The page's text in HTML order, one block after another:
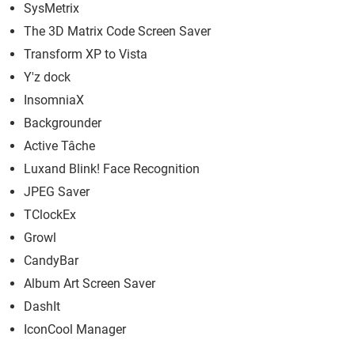
SysMetrix
The 3D Matrix Code Screen Saver
Transform XP to Vista
Y'z dock
InsomniaX
Backgrounder
Active Tâche
Luxand Blink! Face Recognition
JPEG Saver
TClockEx
Growl
CandyBar
Album Art Screen Saver
DashIt
IconCool Manager